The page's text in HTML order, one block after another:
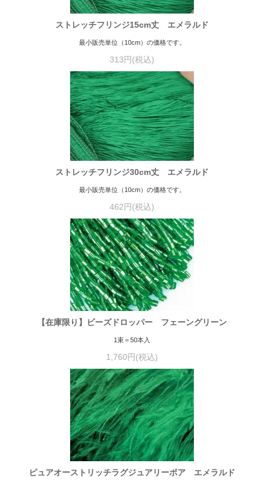
ストレッチフリンジ15cm丈 エメラルド
最小販売単位（10cm）の価格です。
313円(税込)
ストレッチフリンジ30cm丈 エメラルド
最小販売単位（10cm）の価格です。
462円(税込)
【在庫限り】ビーズドロッパー フェーングリーン
1束＝50本入
1,760円(税込)
ピュアオーストリッチラグジュアリーボア エメラルド